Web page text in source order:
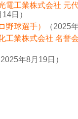
電工業株式会社 元
日）
野球選手）
（2025
工業株式会社 名誉
2025年8月19日）